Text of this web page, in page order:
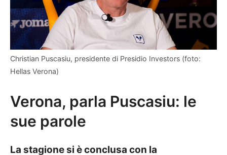
Christian Puscasiu, presidente di Presidio Investors (foto:
Hellas Verona)
Verona, parla Puscasiu: le
sue parole
La stagione si è conclusa con la